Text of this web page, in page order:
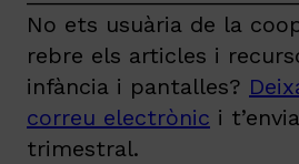
No ets usuària de la
rebre els articles i
infància i pantalles?
correu electrònic i
trimestral.